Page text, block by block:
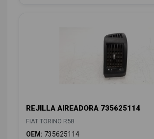
REJILLA AIREADORA 735625114
FIAT TORINO R58
OEM: 735625114